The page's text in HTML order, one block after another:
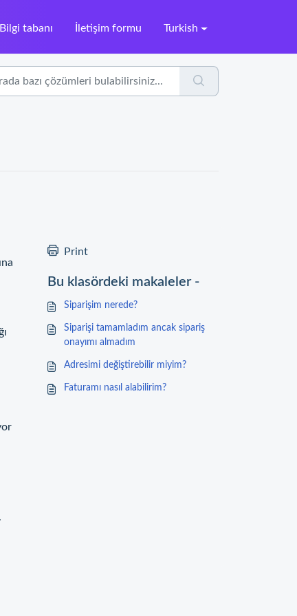
Bilgi tabanı İletişim formu Turkish
Print
Bu klasördeki makaleler -
Siparişim nerede?
Siparişi tamamladım ancak sipariş
onayımı almadım
Adresimi değiştirebilir miyim?
Faturamı nasıl alabilirim?